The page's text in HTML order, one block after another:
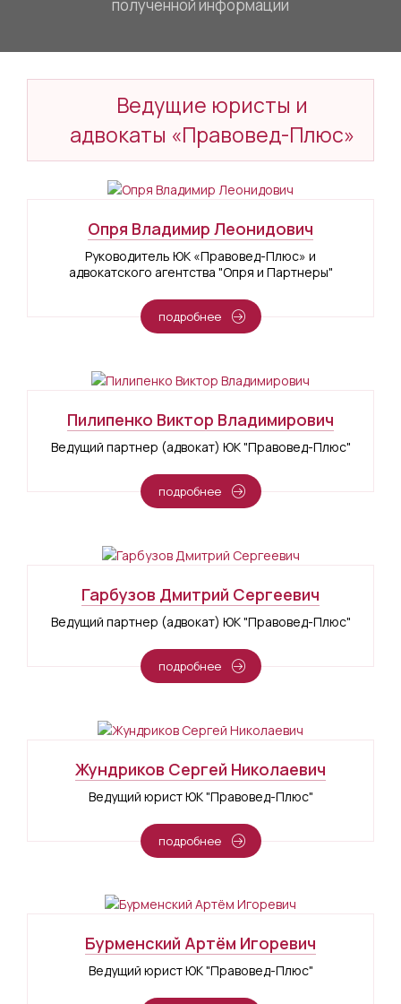
полученной информации
Ведущие юристы и
адвокаты «Правовед-Плюс»
Опря Владимир Леонидович
Руководитель ЮК «Правовед-Плюс» и
адвокатского агентства "Опря и Партнеры"
подробнее
Пилипенко Виктор Владимирович
Ведущий партнер (адвокат) ЮК "Правовед-Плюс"
подробнее
Гарбузов Дмитрий Сергеевич
Ведущий партнер (адвокат) ЮК "Правовед-Плюс"
подробнее
Жундриков Сергей Николаевич
Ведущий юрист ЮК "Правовед-Плюс"
подробнее
Бурменский Артём Игоревич
Ведущий юрист ЮК "Правовед-Плюс"